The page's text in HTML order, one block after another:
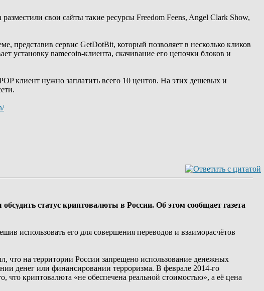
свои сайты такие ресурсы Freedom Feens, Angel Clark Show,
представив сервис GetDotBit, который позволяет в несколько кликов
установку namecoin-клиента, скачивание его цепочки блоков и
клиент нужно заплатить всего 10 центов. На этих дешевых и
статус криптовалюты в России. Об этом сообщает газета
использовать его для совершения переводов и взаиморасчётов
что на территории России запрещено использование денежных
денег или финансировании терроризма. В феврале 2014-го
что криптовалюта «не обеспечена реальной стоимостью», а её цена